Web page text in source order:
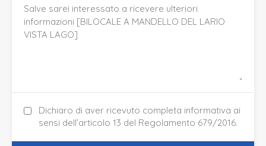
Dichiaro di aver ricevuto completa informativa ai
sensi dell’articolo 13 del Regolamento 679/2016.